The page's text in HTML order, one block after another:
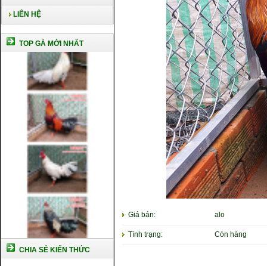
LIÊN HỆ
TOP GÀ MỚI NHẤT
CHIA SẺ KIẾN THỨC
Giá bán: alo
Tình trạng: Còn hàng